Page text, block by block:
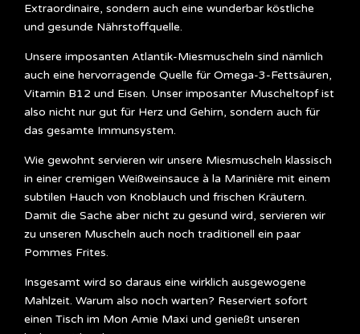
Extraordinaire, sondern auch eine wunderbar köstliche
und gesunde Nährstoffquelle.
Unsere imposanten Atlantik-Miesmuscheln sind nämlich
auch eine hervorragende Quelle für Omega-3-Fettsäuren,
Vitamin B12 und Eisen. Unser imposanter Muscheltopf ist
also nicht nur gut für Herz und Gehirn, sondern auch für
das gesamte Immunsystem.
Wie gewohnt servieren wir unsere Miesmuscheln klassisch
in einer cremigen Weißweinsauce à la Marinière mit einem
subtilen Hauch von Knoblauch und frischen Kräutern.
Damit die Sache aber nicht zu gesund wird, servieren wir
zu unseren Muscheln auch noch traditionell ein paar
Pommes Frites.
Insgesamt wird so daraus eine wirklich ausgewogene
Mahlzeit. Warum also noch warten? Reserviert sofort
einen Tisch im Mon Amie Maxi und genießt unseren